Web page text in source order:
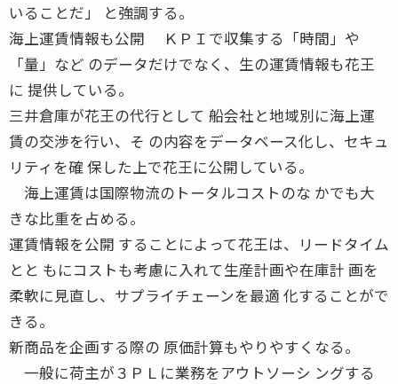
いることだ」 と強調する。
海上運賃情報も公開 ＫＰＩで収集する「時間」や
「量」など のデータだけでなく、生の運賃情報も花王
に 提供している。
三井倉庫が花王の代行として 船会社と地域別に海上運
賃の交渉を行い、そ の内容をデータベース化し、セキュ
リティを確 保した上で花王に公開している。
海上運賃は国際物流のトータルコストのな かでも大
きな比重を占める。
運賃情報を公開 することによって花王は、リードタイム
とと もにコストも考慮に入れて生産計画や在庫計 画を
柔軟に見直し、サプライチェーンを最適 化することがで
きる。
新商品を企画する際の 原価計算もやりやすくなる。
一般に荷主が３ＰＬに業務をアウトソーシ ングする